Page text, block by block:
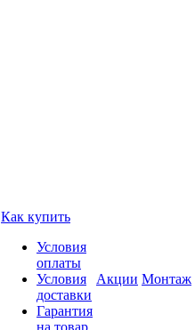
Как купить
Условия
оплаты
Условия
доставки
Гарантия
на товар
Акции Монтаж